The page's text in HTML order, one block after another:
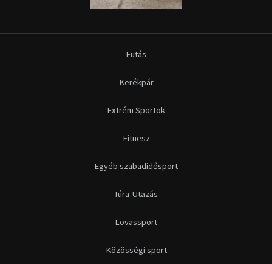
Futás
Kerékpár
Extrém Sportok
Fitnesz
Egyéb szabadidősport
Túra-Utazás
Lovassport
Közösségi sport